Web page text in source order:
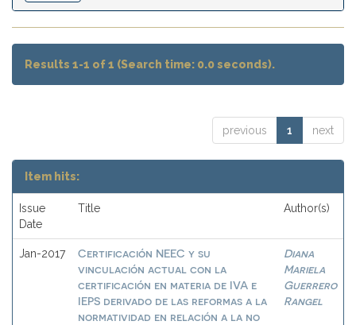
Results 1-1 of 1 (Search time: 0.0 seconds).
previous 1 next
Item hits:
Issue
Date
Title Author(s)
Jan-2017
Certificación NEEC y su
vinculación actual con la
certificación en materia de IVA e
IEPS derivado de las reformas a la
normatividad en relación a la no
Diana
Mariela
Guerrero
Rangel